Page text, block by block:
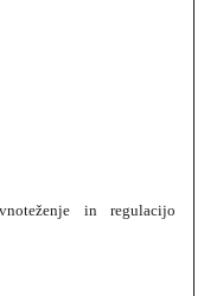
in regulacijo